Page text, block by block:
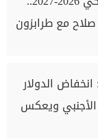
مع طرابزون
الدولار
الأجنبي ويعكس